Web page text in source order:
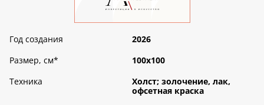
Год создания
2026
Размер, см*
100х100
Техника
Холст; золочение, лак,
офсетная краска